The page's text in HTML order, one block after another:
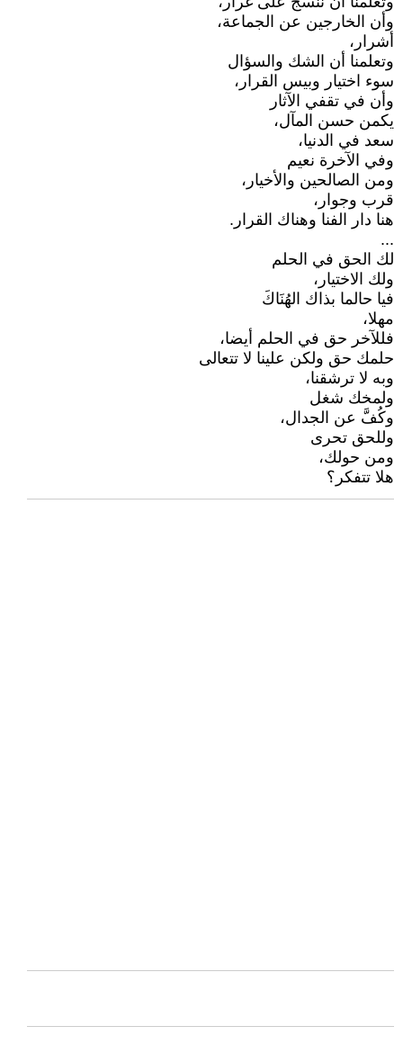
وأن الخارجين عن الجماعة،
أشرار،
وتعلمنا أن الشك والسؤال
سوء اختيار وبيس القرار،
وأن في تقفي الآثار
يكمن حسن المآل،
سعد في الدنيا،
وفي الآخرة نعيم
ومن الصالحين والأخيار،
قرب وجوار،
هنا دار الفنا وهناك القرار.
...
لك الحق في الحلم
ولك الاختيار،
فيا حالما بذاك الهُنَاكَ
مهلا،
فللآخر حق في الحلم أيضا،
حلمك حق ولكن علينا لا تتعالى
وبه لا ترشقنا،
ولمخك شغل
وكُفَّ عن الجدال،
وللحق تحرى
ومن حولك،
هلا تتفكر؟